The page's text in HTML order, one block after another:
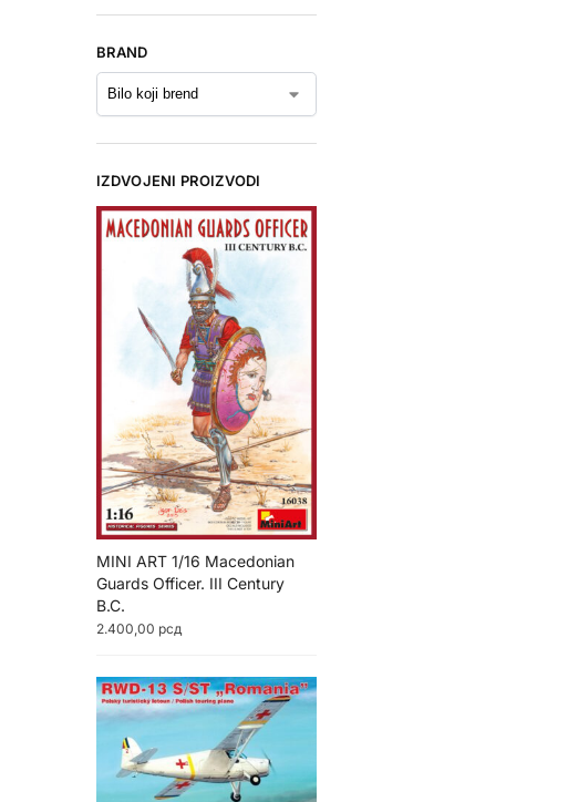
BRAND
IZDVOJENI PROIZVODI
MINI ART 1/16 Macedonian
Guards Officer. III Century
B.C.
2.400,00 рсд